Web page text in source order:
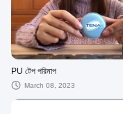
PU টেপ পরিমাপ
March 08, 2023